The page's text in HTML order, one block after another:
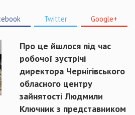
Twitter Google+
Про це йшлося під час
робочої зустрічі
директора Чернігівського
обласного центру
зайнятості Людмили
Ключник з представником